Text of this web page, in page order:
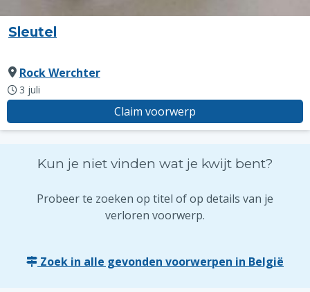
Sleutel
Rock Werchter
3 juli
Claim voorwerp
Kun je niet vinden wat je kwijt bent?
Probeer te zoeken op titel of op details van je
verloren voorwerp.
Zoek in alle gevonden voorwerpen in België